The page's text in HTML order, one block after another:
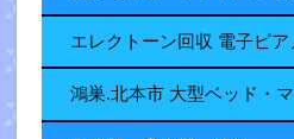
エレクトーン回収 電子ピ
鴻巣.北本市 大型ベッド・